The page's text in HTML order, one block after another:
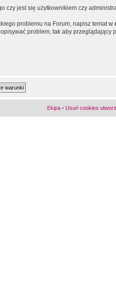
czy jest się użytkownikiem czy
problemu na Forum, napisz temat w
problem, tak aby przeglądający
Ekipa • Usuń cookies